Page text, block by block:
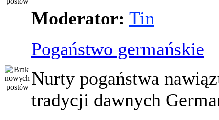
Moderator: Tin
Pogaństwo germańskie
Nurty pogaństwa
tradycji dawnych